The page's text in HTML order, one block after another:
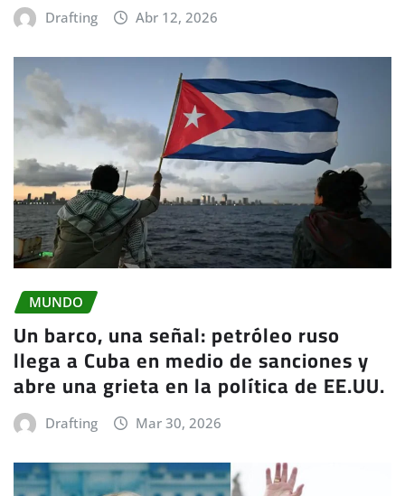
Drafting Abr 12, 2026
MUNDO
Un barco, una señal: petróleo ruso
llega a Cuba en medio de sanciones y
abre una grieta en la política de EE.UU.
Drafting Mar 30, 2026